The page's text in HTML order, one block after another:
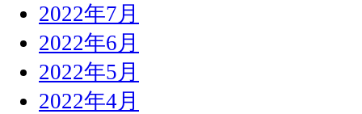
2022年7月
2022年6月
2022年5月
2022年4月